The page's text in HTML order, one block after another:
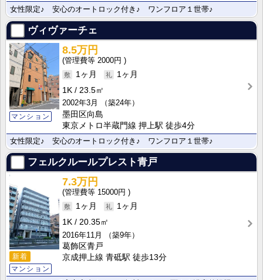
女性限定♪ 安心のオートロック付き♪ ワンフロア１世帯♪
ヴィヴァーチェ
マンション
8.5万円
2000円
1ヶ月
1ヶ月
1K
23.5㎡
2002年3月
（築24年）
墨田区向島
東京メトロ半蔵門線 押上駅 徒歩4分
女性限定♪ 安心のオートロック付き♪ ワンフロア１世帯♪
フェルクルールプレスト青戸
新着
マンション
7.3万円
15000円
1ヶ月
1ヶ月
1K
20.35㎡
2016年11月
（築9年）
葛飾区青戸
京成押上線 青砥駅 徒歩13分